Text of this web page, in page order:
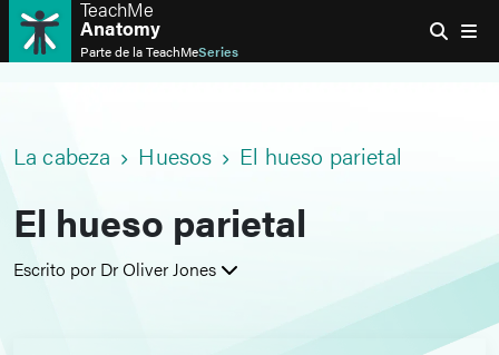
TeachMe
Anatomy
Parte de laTeachMeSeries
La cabeza Huesos El hueso parietal
El hueso parietal
Escrito por Dr Oliver Jones